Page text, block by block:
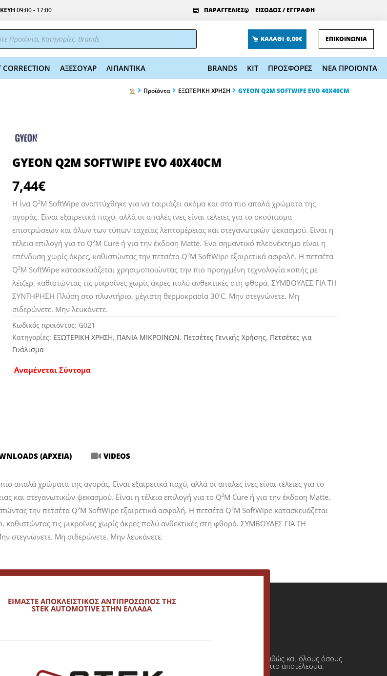
09:00 - 17:00 ΠΑΡΑΓΓΕΛΙΕΣ ΕΙΣΟΔΟΣ / ΕΓΓΡΑΦΗ
ΚΑΛΑΘΙ 0,00€ ΕΠΙΚΟΙΝΩΝΙΑ
ΑΞΕΣΟΥΑΡ ΛΙΠΑΝΤΙΚΑ BRANDS KIT ΠΡΟΣΦΟΡΕΣ ΝΕΑ ΠΡΟΪΟΝΤΑ
Προϊόντα ΕΞΩΤΕΡΙΚΗ ΧΡΗΣΗ GYEON Q2M SOFTWIPE EVO 40X40CM
GYEON Q2M SOFTWIPE EVO 40X40CM
7,44€
Η ίνα Q²M SoftWipe αναπτύχθηκε για να ταιριάζει ακόμα και στα πιο απαλά χρώματα της
αγοράς. Είναι εξαιρετικά παχύ, αλλά οι απαλές ίνες είναι τέλειες για το σκούπισμα
επιστρώσεων και όλων των τύπων ταχείας λεπτομέρειας και στεγανωτικών ψεκασμού. Είναι η
τέλεια επιλογή για το Q²M Cure ή για την έκδοση Matte. Ένα σημαντικό πλεονέκτημα είναι η
επένδυση χωρίς άκρες, καθιστώντας την πετσέτα Q²M SoftWipe εξαιρετικά ασφαλή. Η πετσέτα
Q²M SoftWipe κατασκευάζεται χρησιμοποιώντας την πιο προηγμένη τεχνολογία κοπής με
λέιζερ, καθιστώντας τις μικροΐνες χωρίς άκρες πολύ ανθεκτικές στη φθορά. ΣΥΜΒΟΥΛΕΣ ΓΙΑ ΤΗ
ΣΥΝΤΗΡΗΣΗ Πλύση στο πλυντήριο, μέγιστη θερμοκρασία 30’C. Μην στεγνώνετε. Μη
σιδερώνετε. Μην λευκάνετε.
Κωδικός προϊόντος: G021
Κατηγορίες: ΕΞΩΤΕΡΙΚΗ ΧΡΗΣΗ, ΠΑΝΙΑ ΜΙΚΡΟΪΝΩΝ, Πετσέτες Γενικής Χρήσης, Πετσέτες για
Γυάλισμα
Αναμένεται Σύντομα
(ΑΡΧΕΙΑ) VIDEOS
απαλά χρώματα της αγοράς. Είναι εξαιρετικά παχύ, αλλά οι απαλές ίνες είναι τέλειες για το
και στεγανωτικών ψεκασμού. Είναι η τέλεια επιλογή για το Q²M Cure ή για την έκδοση Matte.
την πετσέτα Q²M SoftWipe εξαιρετικά ασφαλή. Η πετσέτα Q²M SoftWipe κατασκευάζεται
καθιστώντας τις μικροΐνες χωρίς άκρες πολύ ανθεκτικές στη φθορά. ΣΥΜΒΟΥΛΕΣ ΓΙΑ ΤΗ
στεγνώνετε. Μη σιδερώνετε. Μην λευκάνετε.
και ασχολούνται με πλυντήρια αυτοκινήτων και πρατήρια υγρών καυσίμων καθώς και όλους όσους
επιμέλεια στην εμφάνιση και δίνουν έμφαση πάντοτε σε ένα τελικό άρτιο αποτέλεσμα.
ΕΙΜΑΣΤΕ ΑΠΟΚΛΕΙΣΤΙΚΟΣ ΑΝΤΙΠΡΟΣΩΠΟΣ ΤΗΣ
STEK AUTOMOTIVE ΣΤΗΝ ΕΛΛΑΔΑ